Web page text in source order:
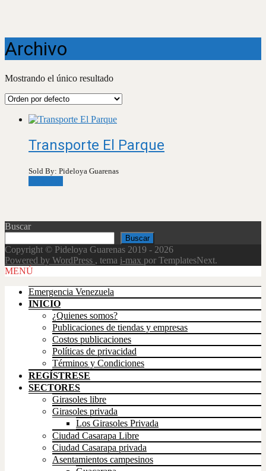
Archivo
Mostrando el único resultado
Transporte El Parque
Sold By: Pideloya Guarenas
Buscar
Buscar
Copyright © Pideloya Guarenas 2019 - 2026
Powered by WordPress , tema i-max por TemplatesNext.
Scroll
MENÚ
Emergencia Venezuela
INICIO
¿Quienes somos?
Publicaciones de tiendas y empresas
Costos publicaciones
Políticas de privacidad
Términos y Condiciones
REGÍSTRESE
SECTORES
Girasoles libre
Girasoles privada
Los Girasoles Privada
Ciudad Casarapa Libre
Ciudad Casarapa privada
Asentamientos campesinos